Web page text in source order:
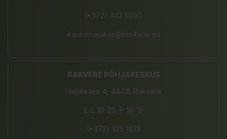
(+372) 442 9390
kaubamajakas@bio4you.eu
RAKVERE PÕHJAKESKUS
Haljala tee 4, 44415 Rakvere
E-L 10-20, P 10-19
(+372) 325 1833